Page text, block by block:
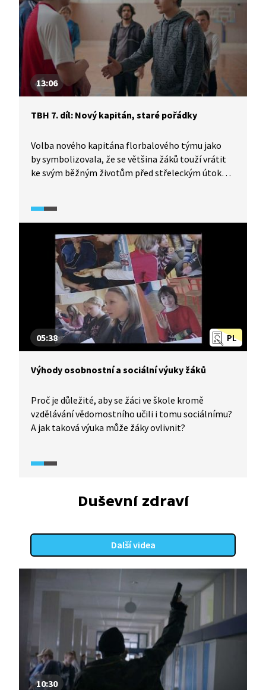
13:06
TBH 7. díl: Nový kapitán, staré pořádky
Volba nového kapitána florbalového týmu jako
by symbolizovala, že se většina žáků touží vrátit
ke svým běžným životům před střeleckým útokem
florbalový trénink, kde má celá nešťastná událost
PL
05:38
Výhody osobnostní a sociální výuky žáků
Proč je důležité, aby se žáci ve škole kromě
vzdělávání vědomostního učili i tomu sociálnímu?
A jak taková výuka může žáky ovlivnit?
Duševní zdraví
Další videa
10:30